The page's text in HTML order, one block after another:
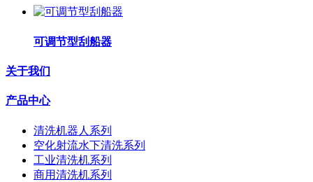
可调节型刮船器
关于我们
产品中心
清洗机器人系列
空化射流水下清洗系列
工业清洗机系列
商用清洗机系列